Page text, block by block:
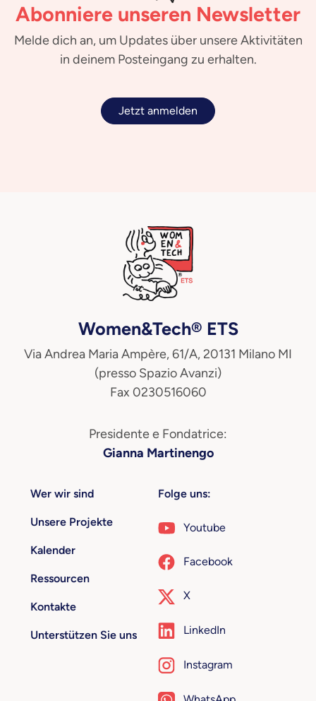
Abonniere unseren Newsletter
Melde dich an, um Updates über unsere Aktivitäten
in deinem Posteingang zu erhalten.
Jetzt anmelden
Women&Tech® ETS
Via Andrea Maria Ampère, 61/A, 20131 Milano MI
(presso Spazio Avanzi)
Fax 0230516060
Presidente e Fondatrice:
Gianna Martinengo
Wer wir sind
Unsere Projekte
Kalender
Ressourcen
Kontakte
Unterstützen Sie uns
Folge uns:
Youtube
Facebook
X
LinkedIn
Instagram